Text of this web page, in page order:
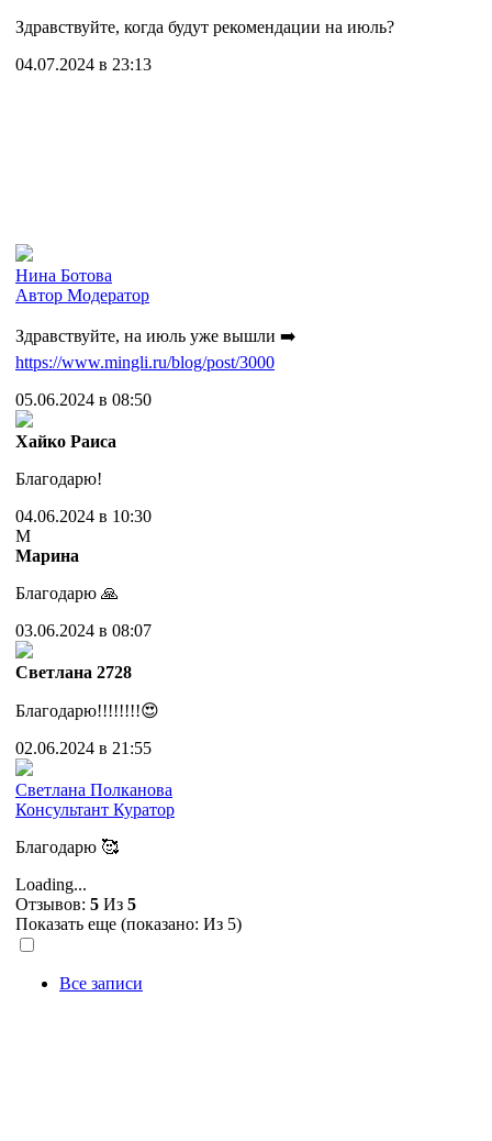
Здравствуйте, когда будут рекомендации на июль?
04.07.2024 в 23:13
Нина Ботова
Автор Модератор
Здравствуйте, на июль уже вышли ➡️
https://www.mingli.ru/blog/post/3000
05.06.2024 в 08:50
Хайко Раиса
Благодарю!
04.06.2024 в 10:30
М
Марина
Благодарю 🙏
03.06.2024 в 08:07
Cветлана 2728
Благодарю!!!!!!!!😍
02.06.2024 в 21:55
Cветлана Полканова
Консультант Куратор
Благодарю 🥰
Loading...
Отзывов: 5 Из 5
Показать еще (показано: Из 5)
Все записи